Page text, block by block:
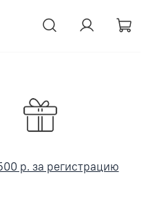
р. за регистрацию